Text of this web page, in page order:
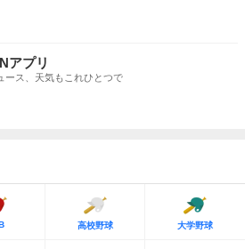
アプリ
ース、天気もこれひとつで
高校野球 大学野球